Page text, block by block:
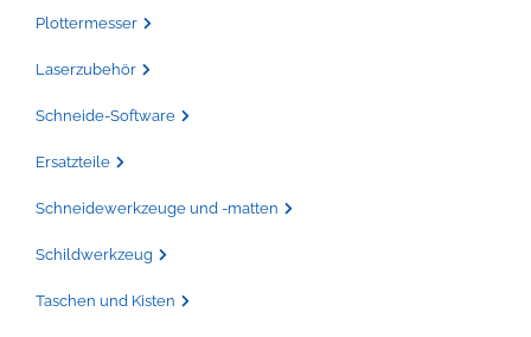
Plottermesser
Laserzubehör
Schneide-Software
Ersatzteile
Schneidewerkzeuge und -matten
Schildwerkzeug
Taschen und Kisten